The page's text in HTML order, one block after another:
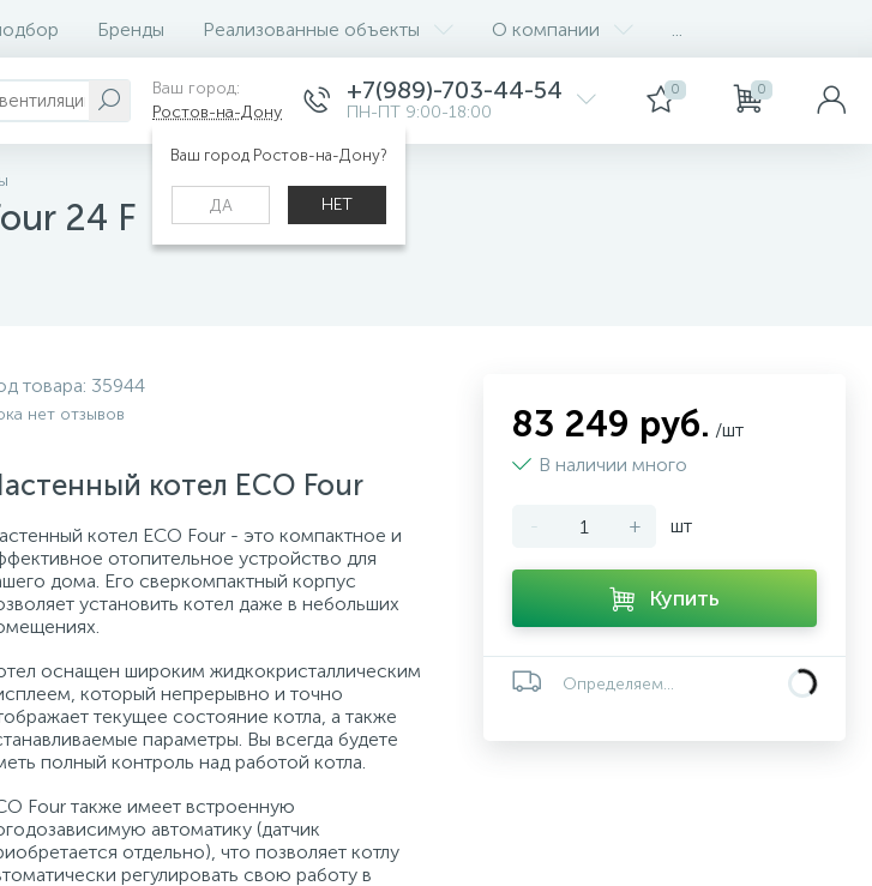
Бренды Реализованные объекты О компании
Ваш город:
Ростов-на-Дону
Ваш город Ростов-на-Дону?
ДА НЕТ
+7(989)-703-44-54
ПН-ПТ 9:00-18:00
0 0
24 F
товара: 35944
нет отзывов
котел ECO Four
котел ECO Four - это компактное и
отопительное устройство для
дома. Его сверкомпактный корпус
установить котел даже в небольших
оснащен широким жидкокристаллическим
который непрерывно и точно
текущее состояние котла, а также
параметры. Вы всегда будете
полный контроль над работой котла.
Four также имеет встроенную
автоматику (датчик
отдельно), что позволяет котлу
регулировать свою работу в
83 249 руб. /шт
В наличии много
- + шт
Купить
Определяем...